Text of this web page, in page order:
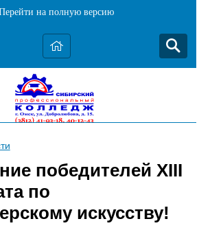
на полную версию
победителей XIII
по
искусству!